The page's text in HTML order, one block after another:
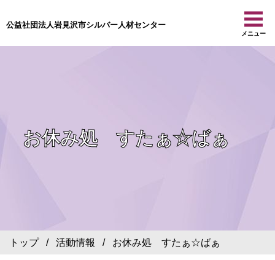
公益社団法人岩見沢市シルバー人材センター
メニュー
お休み処 すたぁ☆ばぁ
トップ/ 活動情報 / お休み処 すたぁ☆ばぁ